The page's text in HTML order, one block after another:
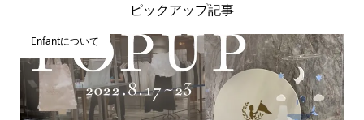
ピックアップ記事
Enfantについて